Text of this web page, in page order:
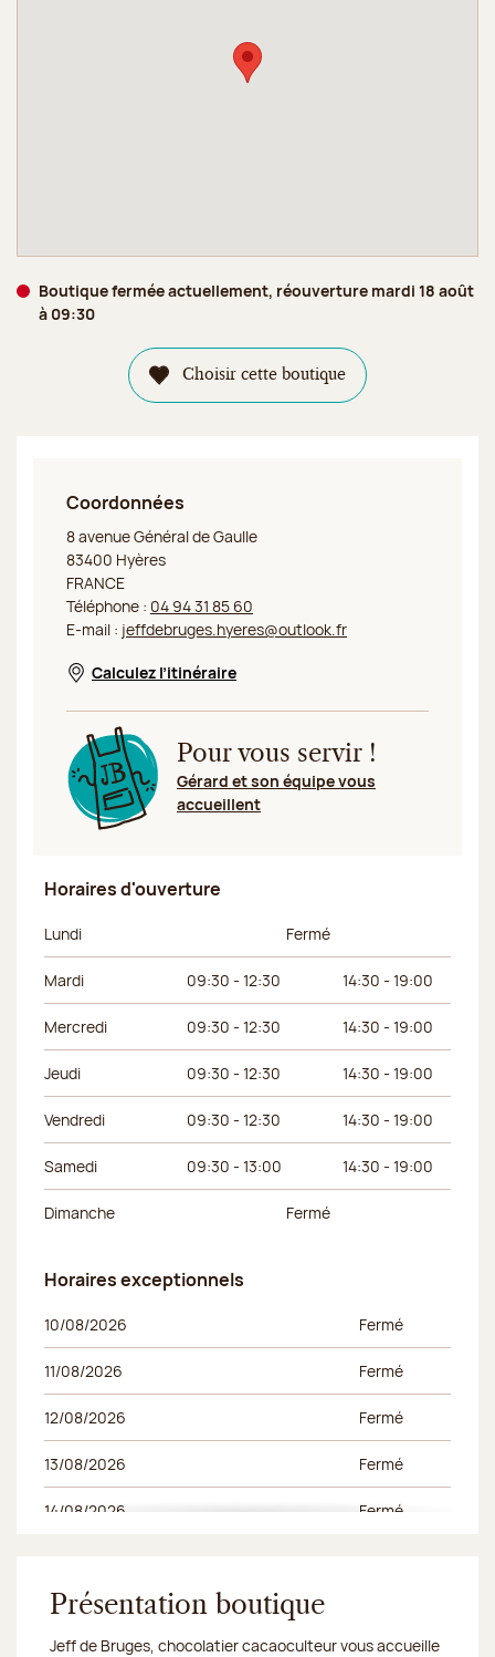
Boutique fermée actuellement, réouverture mardi 18 août
à 09:30
Choisir cette boutique
Coordonnées
Jeff de Bruges Hyères
8 avenue Général de Gaulle
83400 Hyères
FRANCE
Téléphone : 04 94 31 85 60
E-mail : jeffdebruges.hyeres@outlook.fr
Nouvelle fenêtre
Calculez l’itinéraire
Pour vous servir !
Gérard et son équipe vous
accueillent
Horaires d'ouverture
Jour de la semaine Horaires du matin
Lundi Fermé
Mardi 09:30 - 12:30 14:30 - 19:00
Mercredi 09:30 - 12:30 14:30 - 19:00
Jeudi 09:30 - 12:30 14:30 - 19:00
Vendredi 09:30 - 12:30 14:30 - 19:00
Samedi 09:30 - 13:00 14:30 - 19:00
Dimanche Fermé
Horaires exceptionnels
Jour de la semaine Horaires de
10/08/2026 Fermé
11/08/2026 Fermé
12/08/2026 Fermé
13/08/2026 Fermé
14/08/2026 Fermé
17/08/2026
Présentation boutique
Jeff de Bruges, chocolatier cacaoculteur vous accueille